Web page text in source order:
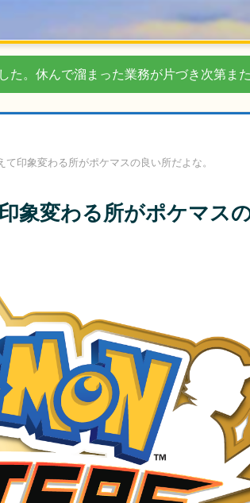
た。休んで溜まった業務が片づき次第ま
て印象変わる所がポケマスの良い所だよな。
象変わる所がポケマス